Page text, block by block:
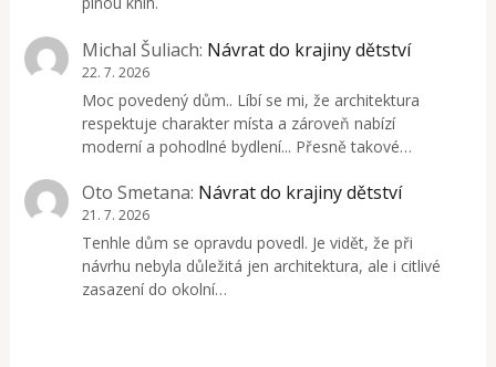
Michal Šuliach: Návrat do krajiny dětství
22. 7. 2026
Moc povedený dům.. Líbí se mi, že architektura
respektuje charakter místa a zároveň nabízí
moderní a pohodlné bydlení... Přesně takové…
Oto Smetana: Návrat do krajiny dětství
21. 7. 2026
Tenhle dům se opravdu povedl. Je vidět, že při
návrhu nebyla důležitá jen architektura, ale i citlivé
zasazení do okolní…